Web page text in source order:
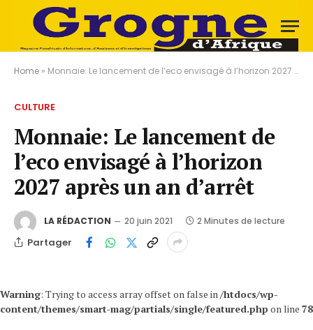
Home » Monnaie: Le lancement de l’eco envisagé à l’horizon 2027 après un an d’arrêt
CULTURE
Monnaie: Le lancement de
l’eco envisagé à l’horizon
2027 après un an d’arrêt
LA RÉDACTION 20 juin 2021 2 Minutes de lecture
Partager
Warning: Trying to access array offset on false in/htdocs/wp-
content/themes/smart-mag/partials/single/featured.php on line 78